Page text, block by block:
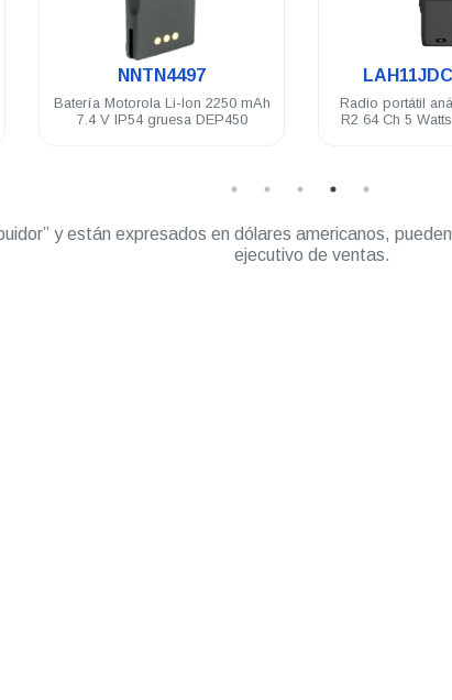
.
NNTN4497
Batería Motorola Li-Ion 2250 mAh
7.4 V IP54 gruesa DEP450
.
Radio portátil
R2 64 Ch 5
y están expresados en dólares americanos,
ejecutivo de ventas.